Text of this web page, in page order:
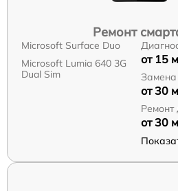
Ремонт
Microsoft Surface Duo
Microsoft Lumia 640 3G
Dual Sim
от 15
от 30
Ремонт
от 30